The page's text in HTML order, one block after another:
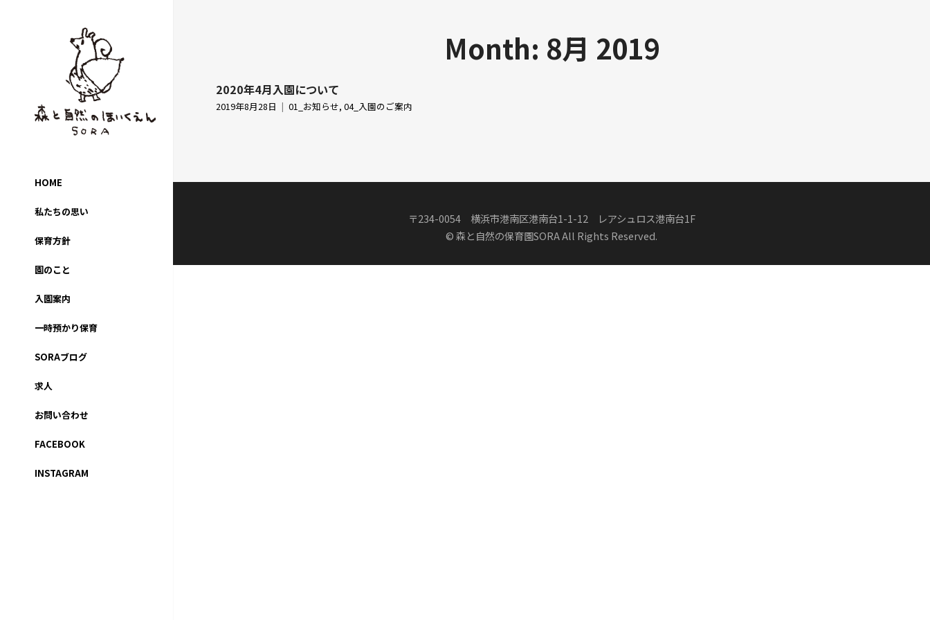
HOME
私たちの思い
保育方針
園のこと
入園案内
一時預かり保育
SORAブログ
求人
お問い合わせ
FACEBOOK
INSTAGRAM
Month: 8月 2019
2020年4月入園について
2019年8月28日 01_お知らせ, 04_入園のご案内
〒234-0054 横浜市港南区港南台1-1-12 レアシュロス港南台1F
© 森と自然の保育園SORA All Rights Reserved.